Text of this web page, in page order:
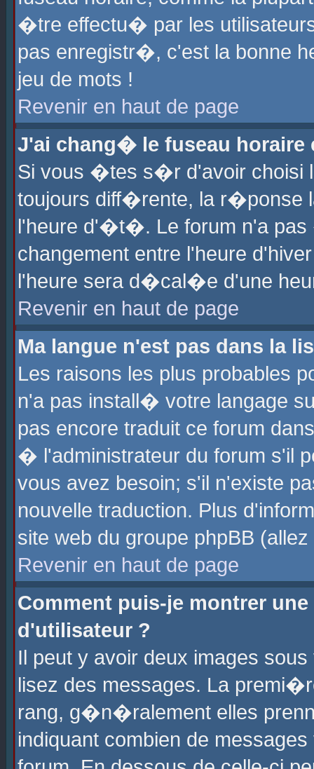
�tre effectu� par les
pas enregistr�, c'est la bonne
jeu de mots !
Revenir en haut de page
J'ai chang� le fuseau horaire
Si vous �tes s�r d'avoir choisi
toujours diff�rente, la r�ponse
l'heure d'�t�. Le forum n'a
changement entre l'heure
l'heure sera d�cal�e d'une
Revenir en haut de page
Ma langue n'est pas dans la
Les raisons les plus probables
n'a pas install� votre langage
pas encore traduit ce forum
� l'administrateur du forum s'il
vous avez besoin; s'il n'existe
nouvelle traduction. Plus
site web du groupe phpBB
Revenir en haut de page
Comment puis-je montrer
d'utilisateur ?
Il peut y avoir deux images
lisez des messages. La
rang, g�n�ralement elles
indiquant combien de